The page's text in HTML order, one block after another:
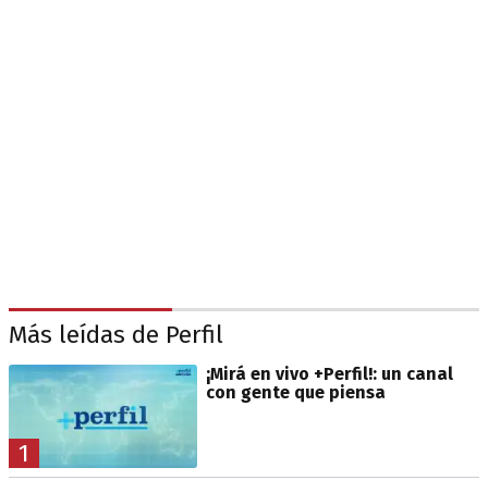
Más leídas de Perfil
1
¡Mirá en vivo +Perfil!: un canal
con gente que piensa